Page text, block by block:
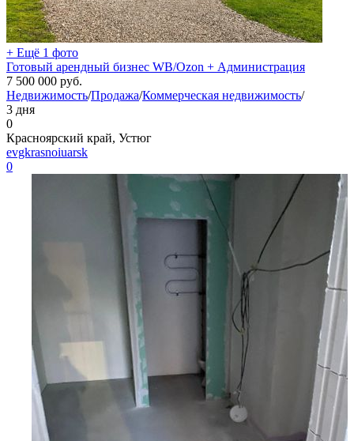
+ Ещё 1 фото
Готовый арендный бизнес WB/Ozon + Администрация
7 500 000 руб.
Недвижимость/Продажа/Коммерческая недвижимость/
3 дня
0
Красноярский край, Устюг
evgkrasnoiuarsk
0